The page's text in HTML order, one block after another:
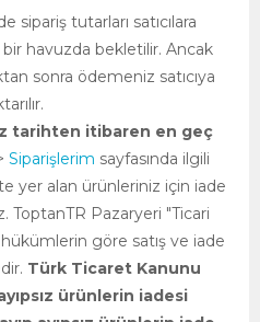
sipariş tutarları satıcılara
havuzda bekletilir. Ancak
sonra ödemeniz satıcıya
tarihten itibaren en geç
Siparişlerim sayfasında ilgili
yer alan ürünleriniz için iade
ToptanTR Pazaryeri "Ticari
göre satış ve iade
Türk Ticaret Kanunu
ürünlerin iadesi